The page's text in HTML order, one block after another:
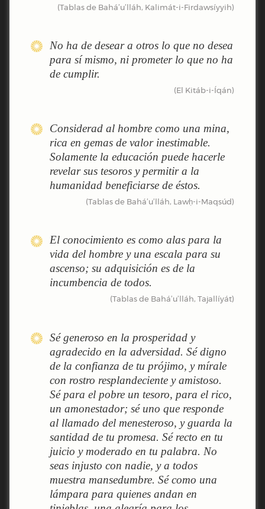
(Tablas de Bahá’u’lláh, Kalimát-i-Firdawsíyyih)
No ha de desear a otros lo que no desea
para sí mismo, ni prometer lo que no ha
de cumplir.
(El Kitáb-i-Íqán)
Considerad al hombre como una mina,
rica en gemas de valor inestimable.
Solamente la educación puede hacerle
revelar sus tesoros y permitir a la
humanidad beneficiarse de éstos.
(Tablas de Bahá’u’lláh, Lawḥ-i-Maqsúd)
El conocimiento es como alas para la
vida del hombre y una escala para su
ascenso; su adquisición es de la
incumbencia de todos.
(Tablas de Bahá’u’lláh, Tajallíyát)
Sé generoso en la prosperidad y
agradecido en la adversidad. Sé digno
de la confianza de tu prójimo, y mírale
con rostro resplandeciente y amistoso.
Sé para el pobre un tesoro, para el rico,
un amonestador; sé uno que responde
al llamado del menesteroso, y guarda la
santidad de tu promesa. Sé recto en tu
juicio y moderado en tu palabra. No
seas injusto con nadie, y a todos
muestra mansedumbre. Sé como una
lámpara para quienes andan en